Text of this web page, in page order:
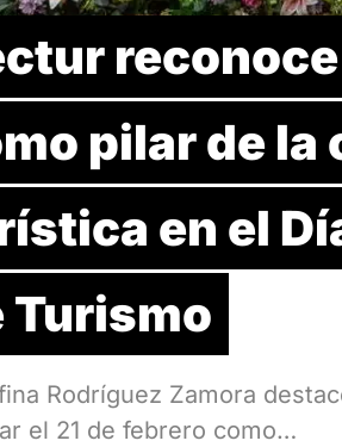
pilar de
en el
Turismo
Rodríguez Zamora
el 21 de febrero como…